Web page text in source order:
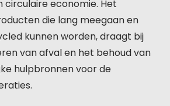
circulaire economie. Het
die lang meegaan en
kunnen worden, draagt bij
van afval en het behoud van
hulpbronnen voor de